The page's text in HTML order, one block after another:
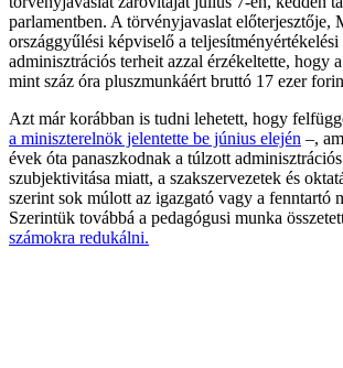
parlamentben. A törvényjavaslat előterjesztője,
országgyűlési képviselő a teljesítményértékelési
adminisztrációs terheit azzal érzékeltette, hogy
mint száz óra pluszmunkáért bruttó 17 ezer
Azt már korábban is tudni lehetett, hogy
a miniszterelnök jelentette be június elején –,
évek óta panaszkodnak a túlzott
szubjektivitása miatt, a szakszervezetek és
szerint sok múlott az igazgató vagy a fenntartó
Szerintük továbbá a pedagógusi munka
számokra redukálni.